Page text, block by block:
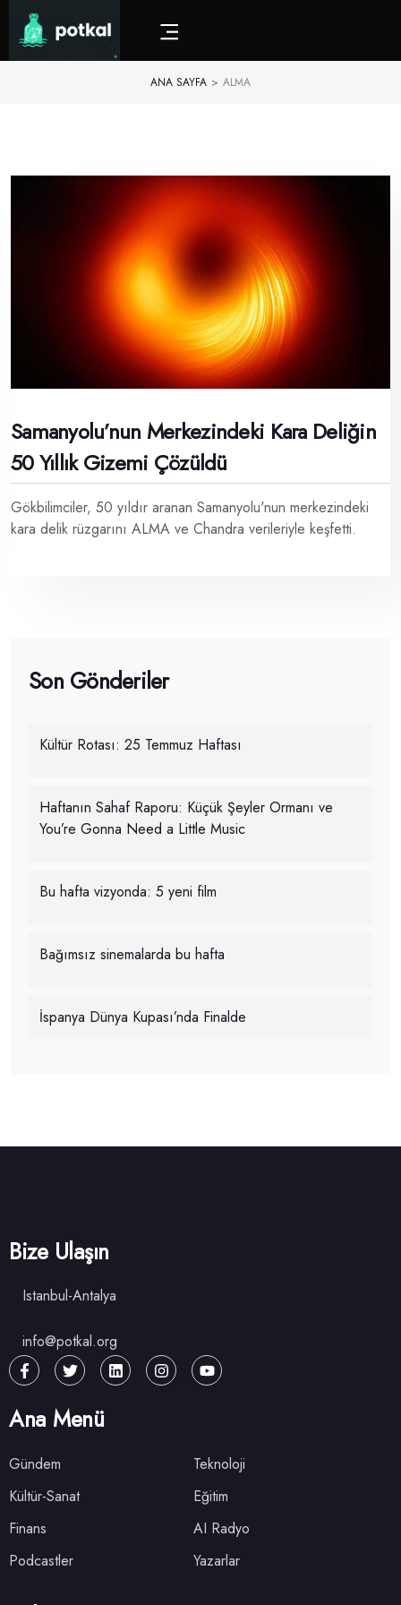
ANA SAYFA > ALMA
Samanyolu’nun Merkezindeki Kara Deliğin
50 Yıllık Gizemi Çözüldü
Gökbilimciler, 50 yıldır aranan Samanyolu'nun merkezindeki
kara delik rüzgarını ALMA ve Chandra verileriyle keşfetti.
Son Gönderiler
Kültür Rotası: 25 Temmuz Haftası
Haftanın Sahaf Raporu: Küçük Şeyler Ormanı ve
You’re Gonna Need a Little Music
Bu hafta vizyonda: 5 yeni film
Bağımsız sinemalarda bu hafta
İspanya Dünya Kupası’nda Finalde
Bize Ulaşın
Istanbul-Antalya
info@potkal.org
Ana Menü
Gündem
Teknoloji
Kültür-Sanat
Eğitim
Finans
AI Radyo
Podcastler
Yazarlar